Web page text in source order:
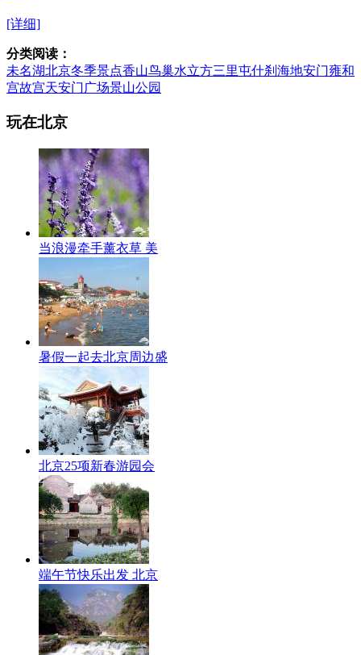
[详细]
分类阅读：
未名湖北京冬季景点香山鸟巢水立方三里屯什刹海地安门雍和
宫故宫天安门广场景山公园
玩在北京
当浪漫牵手薰衣草 美
暑假一起去北京周边盛
北京25项新春游园会
端午节快乐出发 北京